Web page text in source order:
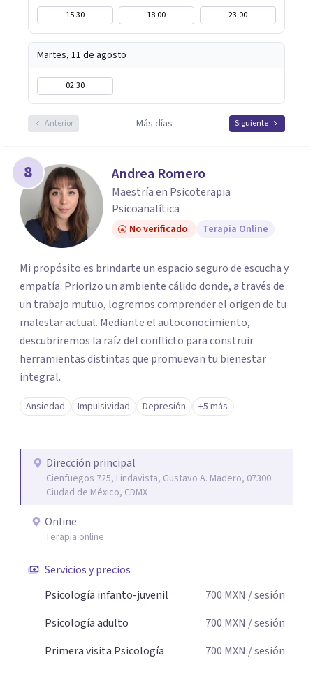
15:30 18:00 23:00
Martes, 11 de agosto
02:30
Anterior Más días Siguiente
8 Andrea Romero
Maestría en Psicoterapia
Psicoanalítica
No verificado Terapia Online
Mi propósito es brindarte un espacio seguro de escucha y
empatía. Priorizo un ambiente cálido donde, a través de
un trabajo mutuo, logremos comprender el origen de tu
malestar actual. Mediante el autoconocimiento,
descubriremos la raíz del conflicto para construir
herramientas distintas que promuevan tu bienestar
integral.
Ansiedad Impulsividad Depresión +5 más
Dirección principal
Cienfuegos 725, Lindavista, Gustavo A. Madero, 07300
Ciudad de México, CDMX
Online
Terapia online
Servicios y precios
Psicología infanto-juvenil
700 MXN / sesión
Psicología adulto
700 MXN / sesión
Primera visita Psicología
700 MXN / sesión